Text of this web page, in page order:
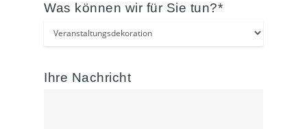
Was können wir für Sie tun?*
Ihre Nachricht